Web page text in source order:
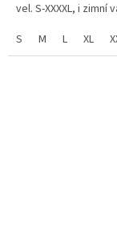
vel. S-XXXXL, i zimní
S
M L XL